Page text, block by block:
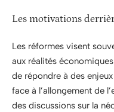
Les motivations
Les réformes visent
aux réalités
de répondre à des
face à l’allongement de
des discussions sur la